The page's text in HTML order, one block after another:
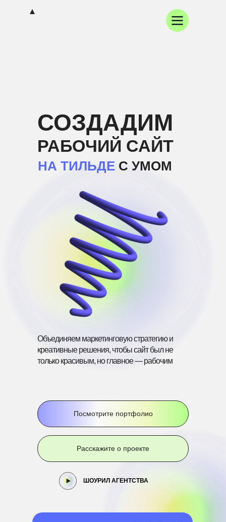
СОЗДАДИМ
РАБОЧИЙ САЙТ
Объединяем маркетинговую стратегию и
креативные решения, чтобы сайт был не
только красивым, но главное — рабочим
НА ТИЛЬДЕ С УМОМ
Посмотрите портфолио
Расскажите о проекте
ШОУРИЛ АГЕНТСТВА